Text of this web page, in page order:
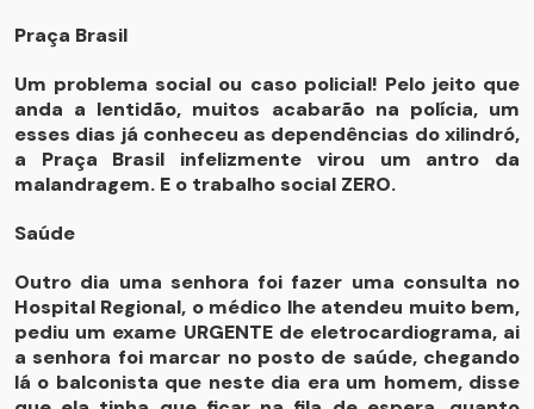
Praça Brasil
Um problema social ou caso policial! Pelo jeito que
anda a lentidão, muitos acabarão na polícia, um
esses dias já conheceu as dependências do xilindró,
a Praça Brasil infelizmente virou um antro da
malandragem. E o trabalho social ZERO.
Saúde
Outro dia uma senhora foi fazer uma consulta no
Hospital Regional, o médico lhe atendeu muito bem,
pediu um exame URGENTE de eletrocardiograma, ai
a senhora foi marcar no posto de saúde, chegando
lá o balconista que neste dia era um homem, disse